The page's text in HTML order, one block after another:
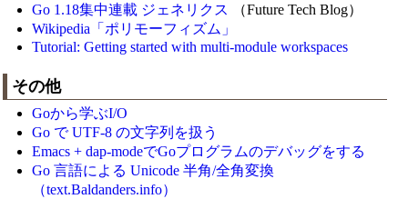
Go 1.18集中連載 ジェネリクス
（Future Tech Blog）
Wikipedia「ポリモーフィズム」
Tutorial: Getting started with multi-module workspaces
その他
Goから学ぶI/O
Go で UTF-8 の文字列を扱う
Emacs + dap-modeでGoプログラムのデバッグをする
Go 言語による Unicode 半角/全角変換
（text.Baldanders.info）